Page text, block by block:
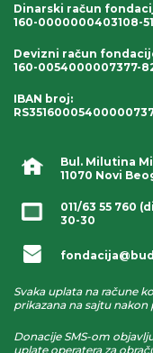
Bul. Milutina
11070 Novi
011/63 55 760
30-30
Svaka uplata na račune
prikazana na sajtu nakon
Donacije SMS-om
uplate operatera za
Dinarski račun
160-0000000403108-51
Devizni račun
160-0054000007377-
IBAN broj: